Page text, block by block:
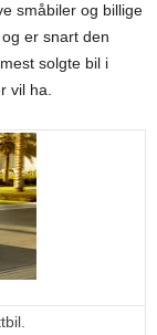
småbiler og billige
er snart den
solgte bil i
vil ha.